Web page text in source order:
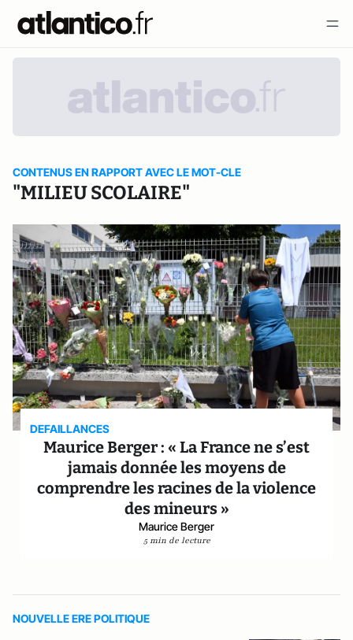
CONTENUS EN RAPPORT AVEC LE MOT-CLE
"MILIEU SCOLAIRE"
DEFAILLANCES
Maurice Berger : « La France ne s’est
jamais donnée les moyens de
comprendre les racines de la violence
des mineurs »
Maurice Berger
5 min de lecture
NOUVELLE ERE POLITIQUE